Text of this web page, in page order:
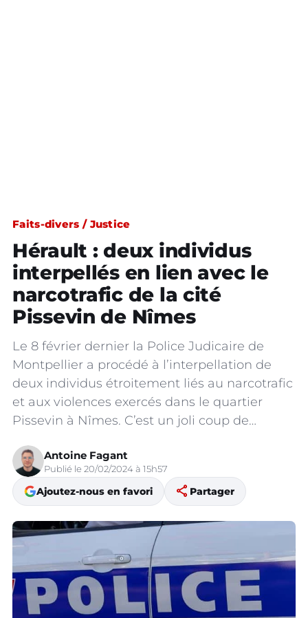
Faits-divers / Justice
Hérault : deux individus
interpellés en lien avec le
narcotrafic de la cité
Pissevin de Nîmes
Le 8 février dernier la Police Judicaire de
Montpellier a procédé à l’interpellation de
deux individus étroitement liés au narcotrafic
et aux violences exercés dans le quartier
Pissevin à Nîmes. C’est un joli coup de…
Antoine Fagant
Publié le 20/02/2024 à 15h57
Ajoutez-nous en favori share Partager